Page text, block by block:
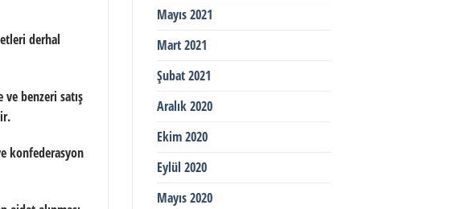
derhal
benzeri satış
konfederasyon
Mayıs 2021
Mart 2021
Şubat 2021
Aralık 2020
Ekim 2020
Eylül 2020
Mayıs 2020